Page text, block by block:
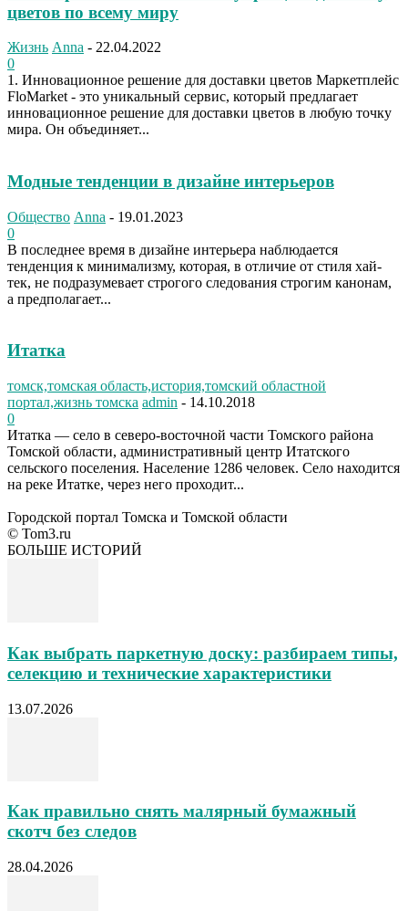
цветов по всему миру
Жизнь Anna - 22.04.2022
0
1. Инновационное решение для доставки цветов Маркетплейс
FloMarket - это уникальный сервис, который предлагает
инновационное решение для доставки цветов в любую точку
мира. Он объединяет...
Модные тенденции в дизайне интерьеров
Общество Anna - 19.01.2023
0
В последнее время в дизайне интерьера наблюдается
тенденция к минимализму, которая, в отличие от стиля хай-
тек, не подразумевает строгого следования строгим канонам,
а предполагает...
Итатка
томск,томская область,история,томский областной
портал,жизнь томска admin - 14.10.2018
0
Итатка — село в северо-восточной части Томского района
Томской области, административный центр Итатского
сельского поселения. Население 1286 человек. Село находится
на реке Итатке, через него проходит...
Городской портал Томска и Томской области
© Tom3.ru
БОЛЬШЕ ИСТОРИЙ
Как выбрать паркетную доску: разбираем типы,
селекцию и технические характеристики
13.07.2026
Как правильно снять малярный бумажный
скотч без следов
28.04.2026